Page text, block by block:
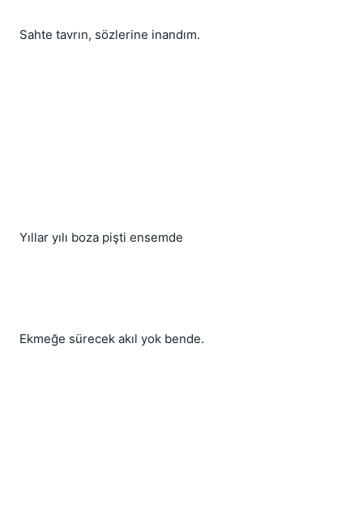
Sahte tavrın, sözlerine inandım.
Yıllar yılı boza pişti ensemde
Ekmeğe sürecek akıl yok bende.